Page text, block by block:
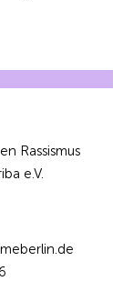
Rassismus
e.V.